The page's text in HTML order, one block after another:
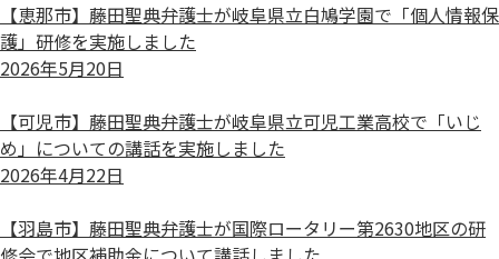
【恵那市】藤田聖典弁護士が岐阜県立白鳩学園で「個人情報保
護」研修を実施しました
2026年5月20日
【可児市】藤田聖典弁護士が岐阜県立可児工業高校で「いじ
め」についての講話を実施しました
2026年4月22日
【羽島市】藤田聖典弁護士が国際ロータリー第2630地区の研